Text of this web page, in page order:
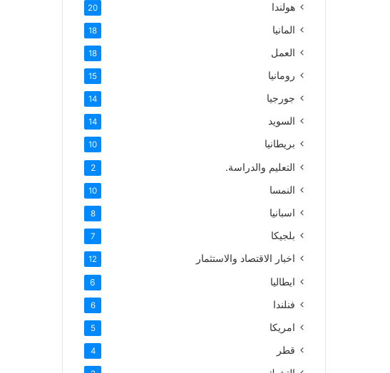
هولندا 20
المانيا 18
العمل 18
رومانيا 15
جورجيا 14
السويد 14
بريطانيا 10
التعليم والدراسة. 2
النمسا 10
اسبانيا 8
بلجيكا 7
اخبار الاقتصاد والاستثمار 12
ايطاليا 6
فنلندا 6
امريكا 5
قطر 4